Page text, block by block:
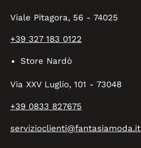
Viale Pitagora, 56 - 74025
+39 327 183 0122
Store Nardò
Via XXV Luglio, 101 - 73048
+39 0833 827675
servizioclienti@fantasiamoda.it